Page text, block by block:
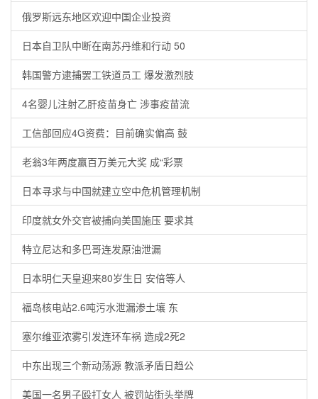
俄罗斯远东地区欢迎中国企业投资
日本自卫队中断在南苏丹维和行动 50
韩国警方逮捕罢工铁道员工 爆发激烈肢
4名婴儿注射乙肝疫苗身亡 涉事疫苗流
工信部回应4G资费：目前确实偏高 鼓
老翁3年两度赢百万美元大奖 成“彩票
日本寻求与中国就建立空中危机管理机制
印度就女外交官被捕向美国施压 要求其
特立尼达和多巴哥连发原油泄漏
日本明仁天皇迎来80岁生日 安倍等人
福岛核电站2.6吨污水泄漏渗土壤 东
塞尔维亚浓雾引发连环车祸 造成2死2
中东出现三个新动荡源 教派矛盾日趋公
美国一名男子殴打女人 被罚站街头举牌